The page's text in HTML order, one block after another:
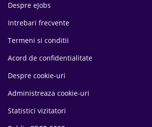
Despre eJobs
Intrebari frecvente
Termeni si conditii
Acord de confidentialitate
Despre cookie-uri
Administreaza cookie-uri
Statistici vizitatori